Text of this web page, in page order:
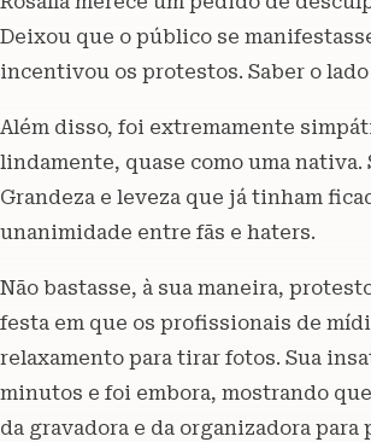
Deixou que o público se
incentivou os protestos. Saber o
Além disso, foi extremamente
lindamente, quase como uma nativa.
Grandeza e leveza que já tinham
unanimidade entre fãs e haters.
Não bastasse, à sua maneira,
festa em que os profissionais de
relaxamento para tirar fotos. Sua
minutos e foi embora, mostrando
da gravadora e da organizadora